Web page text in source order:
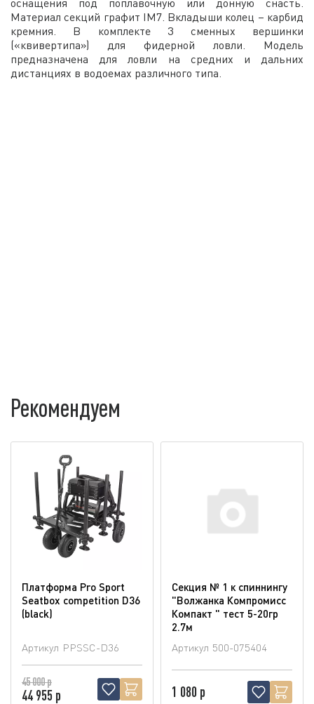
Материал секций графит IM7. Вкладыши колец – карбид
кремния. В комплекте 3 сменных вершинки
(«квивертипа») для фидерной ловли. Модель
предназначена для ловли на средних и дальних
дистанциях в водоемах различного типа.
Рекомендуем
Платформа Pro Sport
Seatbox competition D36
(blaсk)
Артикул PPSSC-D36
45 000 р
44 955 р
Секция № 1 к спиннингу
"Волжанка Компромисс
Компакт " тест 5-20гр
2.7м
Артикул 500-075404
1 080 р